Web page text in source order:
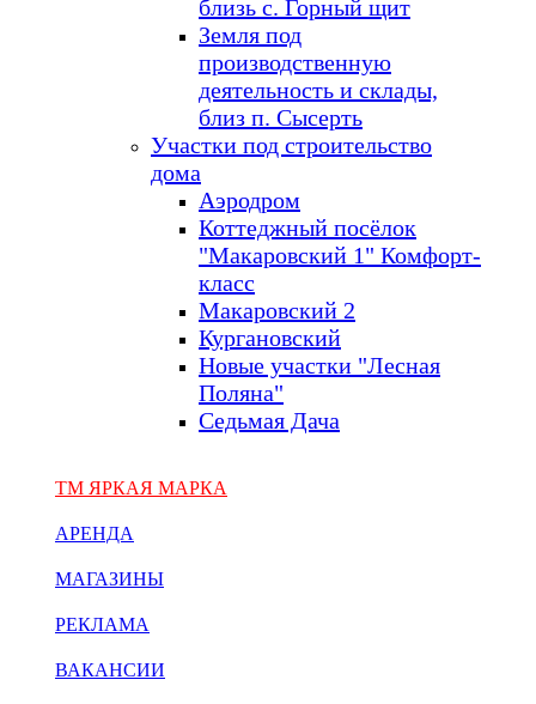
близь с. Горный щит
Земля под
производственную
деятельность и склады,
близ п. Сысерть
Участки под строительство
дома
Аэродром
Коттеджный посёлок
"Макаровский 1" Комфорт-
класс
Макаровский 2
Кургановский
Новые участки "Лесная
Поляна"
Седьмая Дача
ТМ ЯРКАЯ МАРКА
АРЕНДА
МАГАЗИНЫ
РЕКЛАМА
ВАКАНСИИ